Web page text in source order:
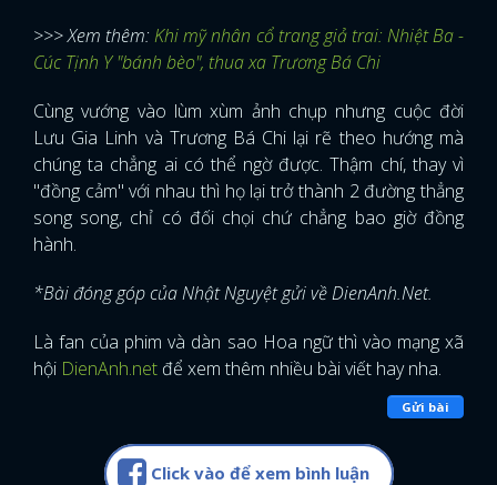
>>> Xem thêm:Khi mỹ nhân cổ trang giả trai: Nhiệt Ba -
Cúc Tịnh Y "bánh bèo", thua xa Trương Bá Chi
Cùng vướng vào lùm xùm ảnh chụp nhưng cuộc đời
Lưu Gia Linh và Trương Bá Chi lại rẽ theo hướng mà
chúng ta chẳng ai có thể ngờ được. Thậm chí, thay vì
"đồng cảm" với nhau thì họ lại trở thành 2 đường thẳng
song song, chỉ có đối chọi chứ chẳng bao giờ đồng
hành.
*Bài đóng góp của Nhật Nguyệt gửi về DienAnh.Net.
Là fan của phim và dàn sao Hoa ngữ thì vào mạng xã
hội DienAnh.net để xem thêm nhiều bài viết hay nha.
Gửi bài
Click vào để xem bình luận